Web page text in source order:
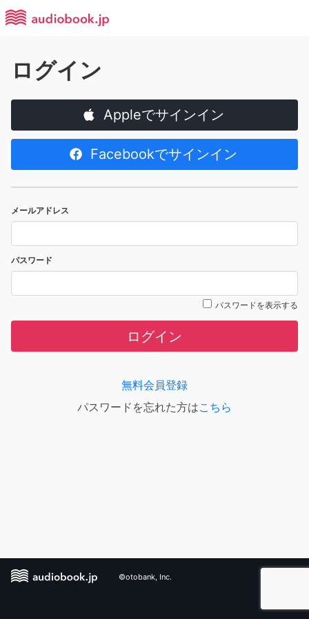
ログイン
Appleでサインイン
Facebookでサインイン
メールアドレス
パスワード
パスワードを表示する
ログイン
無料会員登録
パスワードを忘れた方はこちら
©otobank, Inc.